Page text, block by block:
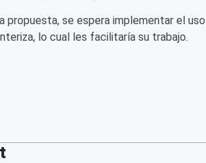
propuesta, se espera implementar el
lo cual les facilitaría su trabajo.